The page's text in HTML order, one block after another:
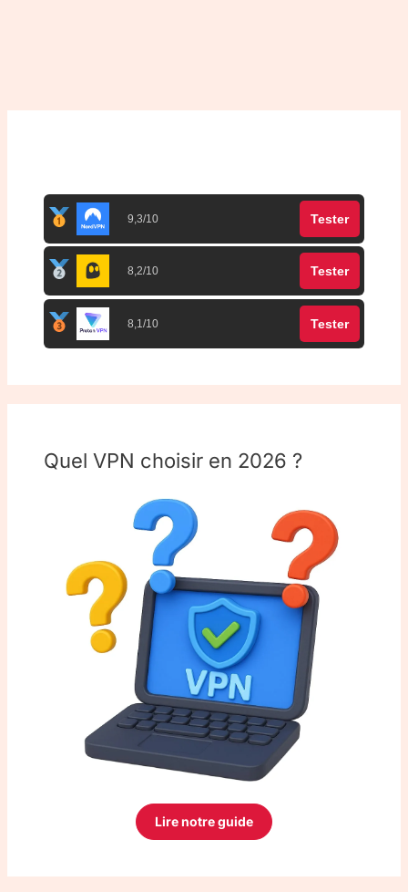
9,3/10 Tester
8,2/10 Tester
8,1/10 Tester
Quel VPN choisir en 2026 ?
Lire notre guide